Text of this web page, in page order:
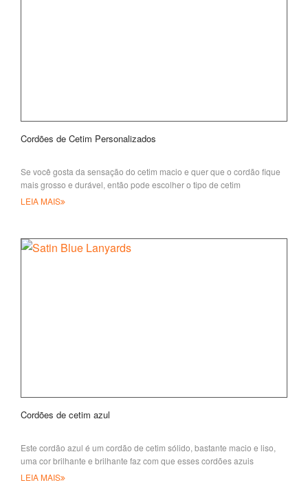
Cordões de Cetim Personalizados
Se você gosta da sensação do cetim macio e quer que o cordão fique
mais grosso e durável, então pode escolher o tipo de cetim
LEIA MAIS
Cordões de cetim azul
Este cordão azul é um cordão de cetim sólido, bastante macio e liso,
uma cor brilhante e brilhante faz com que esses cordões azuis
acetinados sejam um s
LEIA MAIS